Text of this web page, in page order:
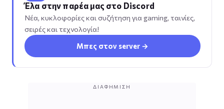
Έλα στην παρέα μας στο Discord
Νέα, κυκλοφορίες και συζήτηση για gaming, ταινίες,
σειρές και τεχνολογία!
Μπες στον server →
ΔΙΑΦΉΜΙΣΗ